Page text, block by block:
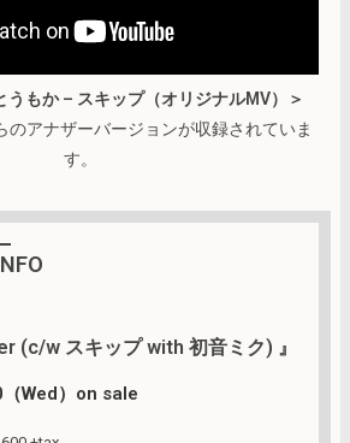
うもか – スキップ（オリジナルMV）＞
アナザーバージョンが収録されていま
す。
(c/w スキップ with 初音ミク) 』
Wed）on sale